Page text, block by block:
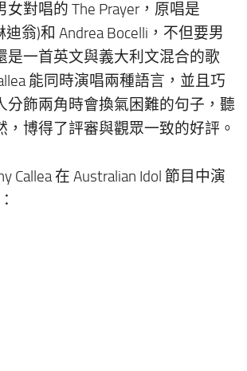
女對唱的 The Prayer，原唱是
迪翁)和 Andrea Bocelli，不但要男
是一首英文與義大利文混合的歌
能同時演唱兩種語言，並且巧
分飾兩角時會換氣困難的句子，聽
，博得了評審與觀眾一致的好評。
Callea 在 Australian Idol 節目中演